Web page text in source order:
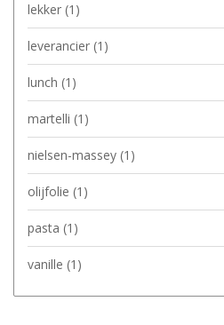
lekker (1)
leverancier (1)
lunch (1)
martelli (1)
nielsen-massey (1)
olijfolie (1)
pasta (1)
vanille (1)